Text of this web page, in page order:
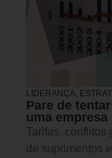
LIDERANÇA
Pare de
uma
Tarifas, conflitos
de suprimentos